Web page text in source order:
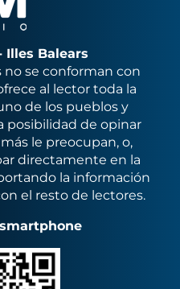
Illes Balears
no se conforman con
al lector toda la
de los pueblos y
posibilidad de opinar
le preocupan, o,
directamente en la
la información
el resto de lectores.